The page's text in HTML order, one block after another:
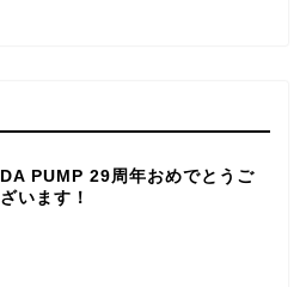
DA PUMP 29周年おめでとうご
ざいます！